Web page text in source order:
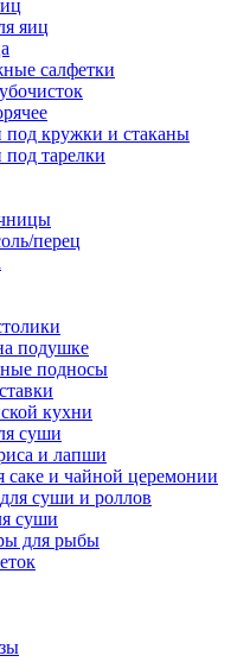
яиц
салфетки
под кружки и стаканы
тарелки
перец
подушке
подносы
кухни
суши
и лапши
саке и чайной церемонии
суши и роллов
суши
для рыбы